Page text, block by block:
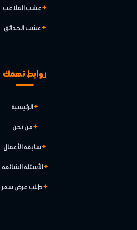
عشب الملاعب
عشب الحدائق
روابط تهمك
الرئيسية
من نحن
سابقة الأعمال
الأسئلة الشائعة
طلب عرض سعر